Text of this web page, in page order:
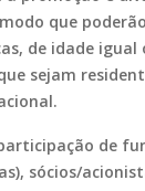
modo que
de idade igual
sejam
de
sócios/